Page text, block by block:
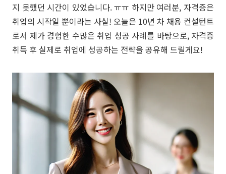
지 못했던 시간이 있었습니다. ㅠㅠ 하지만 여러분, 자격증은
취업의 시작일 뿐이라는 사실! 오늘은 10년 차 채용 컨설턴트
로서 제가 경험한 수많은 취업 성공 사례를 바탕으로, 자격증
취득 후 실제로 취업에 성공하는 전략을 공유해 드릴게요!